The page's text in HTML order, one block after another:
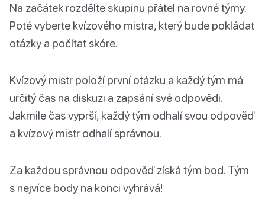
Na začátek rozdělte skupinu přátel na rovné týmy.
Poté vyberte kvízového mistra, který bude pokládat
otázky a počítat skóre.
Kvízový mistr položí první otázku a každý tým má
určitý čas na diskuzi a zapsání své odpovědi.
Jakmile čas vyprší, každý tým odhalí svou odpověď
a kvízový mistr odhalí správnou.
Za každou správnou odpověď získá tým bod. Tým
s nejvíce body na konci vyhrává!